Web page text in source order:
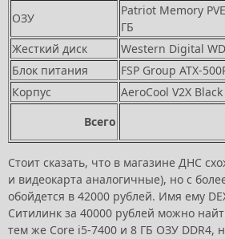
ОЗУ
Patriot Memory
ГБ
Жесткий диск
Western Digital
Блок питания
FSP Group ATX-
Корпус
AeroCool V2X
Всего
Стоит сказать, что в магазине ДНС
и видеокарта аналогичные), но с
обойдется в 42000 рублей. Имя ему
Ситилинк за 40000 рублей можно
тем же Core i5-7400 и 8 ГБ ОЗУ DDR4,